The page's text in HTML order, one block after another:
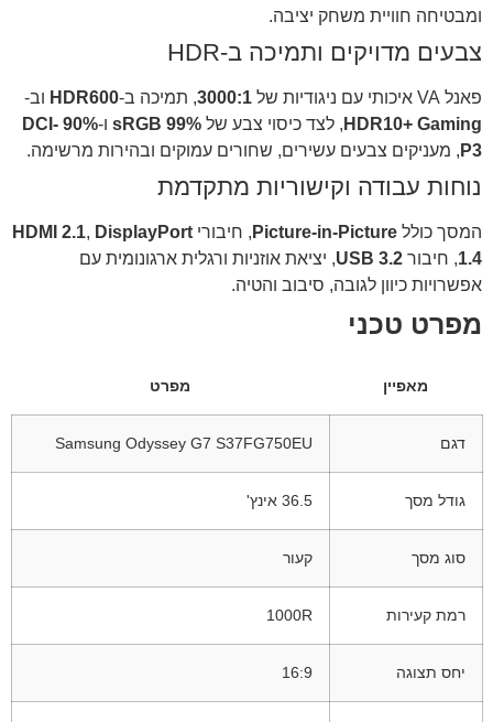
ומבטיחה חוויית משחק יציבה.
צבעים מדויקים ותמיכה ב-HDR
פאנל VA איכותי עם ניגודיות של 3000:1, תמיכה ב-HDR600 וב-
HDR10+ Gaming , לצד כיסוי צבע של 99% sRGB ו-
90% DCI-
P3 , מעניקים צבעים עשירים, שחורים עמוקים ובהירות מרשימה.
נוחות עבודה וקישוריות מתקדמת
המסך כולל Picture-in-Picture , חיבורי HDMI 2.1, DisplayPort
1.4, חיבור USB 3.2, יציאת אוזניות ורגלית ארגונומית עם
אפשרויות כיוון לגובה, סיבוב והטיה.
מפרט טכני
מאפיין מפרט
דגם Samsung Odyssey G7 S37FG750EU
גודל מסך 36.5 אינץ'
סוג מסך קעור
רמת קעירות 1000R
יחס תצוגה 16:9